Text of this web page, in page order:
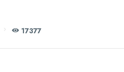
17377